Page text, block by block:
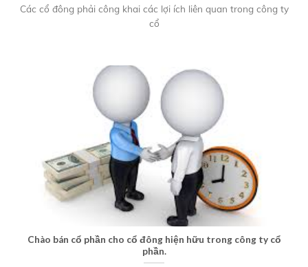
Các cổ đông phải công khai các lợi ích liên quan trong công ty
cổ
Chào bán cổ phần cho cổ đông hiện hữu trong công ty cổ
phần.